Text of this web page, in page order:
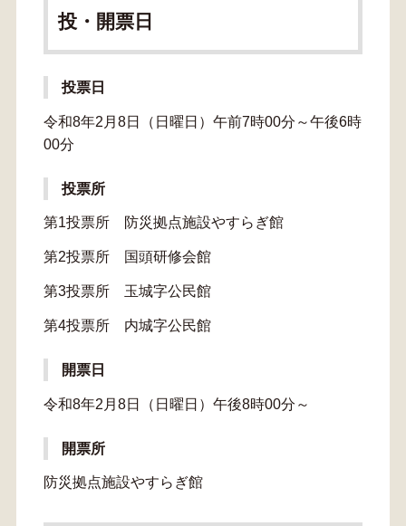
投・開票日
投票日
令和8年2月8日（日曜日）午前7時00分～午後6時
00分
投票所
第1投票所 防災拠点施設やすらぎ館
第2投票所 国頭研修会館
第3投票所 玉城字公民館
第4投票所 内城字公民館
開票日
令和8年2月8日（日曜日）午後8時00分～
開票所
防災拠点施設やすらぎ館